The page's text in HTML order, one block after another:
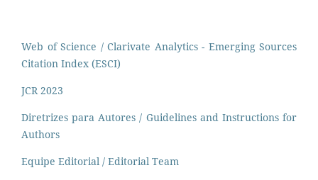
Web of Science / Clarivate Analytics - Emerging Sources
Citation Index (ESCI)
JCR 2023
Diretrizes para Autores / Guidelines and Instructions for
Authors
Equipe Editorial / Editorial Team